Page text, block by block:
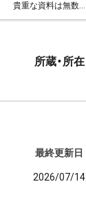
貴重な資料は無数...
所蔵・所在
最終更新日
2026/07/14